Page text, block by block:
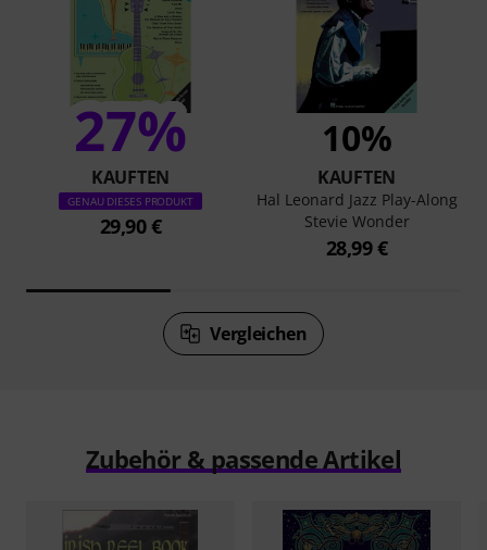
27%
KAUFTEN
GENAU DIESES PRODUKT
29,90 €
10%
KAUFTEN
Hal Leonard Jazz Play-Along
Stevie Wonder
28,99 €
Vergleichen
Zubehör & passende Artikel